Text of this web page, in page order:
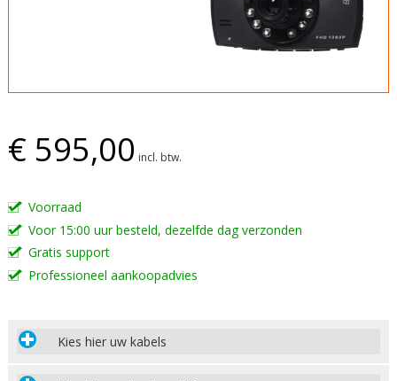
Kies hier uw kabels
€ 595,00 incl. btw.
Voorraad
Voor 15:00 uur besteld, dezelfde dag verzonden
Gratis support
Professioneel aankoopadvies